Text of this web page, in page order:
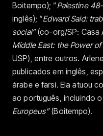
Boitempo); “Palestine
inglês); “Edward Said:
social”(co-org/SP: Casa
Middle East: the Power
USP), entre outros.
publicados em inglês,
árabe e farsi. Ela atuou
ao português, incluindo o
Europeus”(Boitempo).